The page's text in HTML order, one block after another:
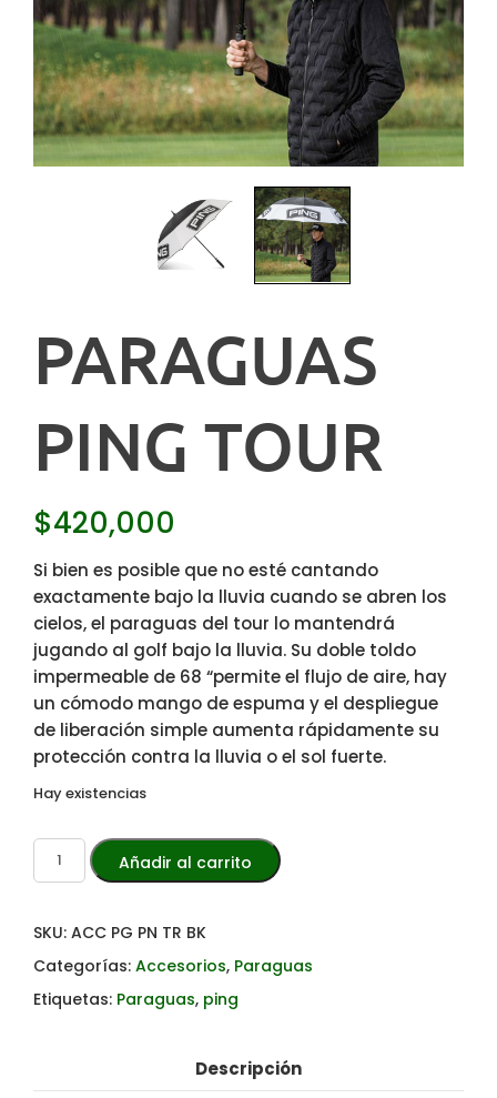
PARAGUAS
PING TOUR
$420,000
Si bien es posible que no esté cantando
exactamente bajo la lluvia cuando se abren los
cielos, el paraguas del tour lo mantendrá
jugando al golf bajo la lluvia. Su doble toldo
impermeable de 68 “permite el flujo de aire, hay
un cómodo mango de espuma y el despliegue
de liberación simple aumenta rápidamente su
protección contra la lluvia o el sol fuerte.
Hay existencias
Añadir al carrito
SKU: ACC PG PN TR BK
Categorías: Accesorios, Paraguas
Etiquetas: Paraguas, ping
Descripción